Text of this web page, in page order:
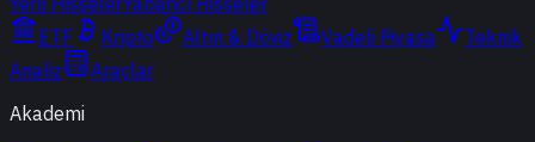
ETF
Kripto Altın & Döviz Vadeli Piyasa
Teknik
Analiz
Araçlar
Akademi